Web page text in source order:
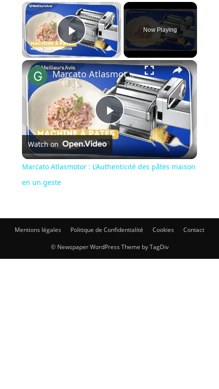
×
Play Video
Now Playing
×
Play
Video
Marcato Atlasmotor : L’Authenticité des pâtes maison en un geste
Watch on
Marcato Atlasmotor : L’Authenticité des pâtes maison
en un geste
Mentions légales Politique de Confidentialité Cookies Contact
© Newspaper WordPress Theme by TagDiv